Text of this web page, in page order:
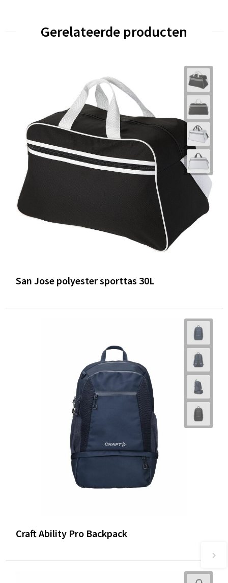
Gerelateerde producten
San Jose polyester sporttas 30L
Craft Ability Pro Backpack